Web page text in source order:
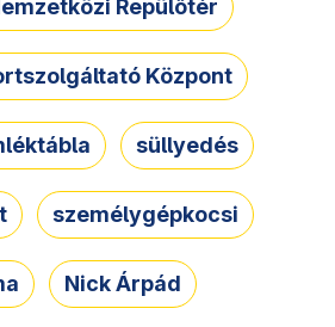
Repülőtér
Központ
süllyedés
személygépkocsi
Nick Árpád